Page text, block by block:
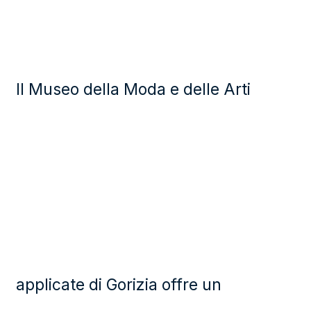
Il Museo della Moda e delle Arti
applicate di Gorizia offre un